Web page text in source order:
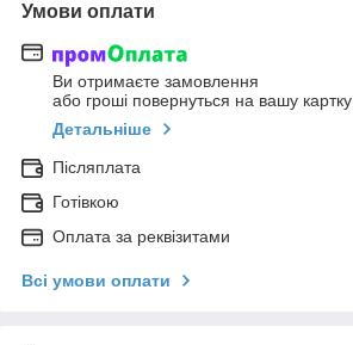
Умови оплати
Ви отримаєте замовлення
або гроші повернуться на вашу картку
Детальніше
Післяплата
Готівкою
Оплата за реквізитами
Всі умови оплати